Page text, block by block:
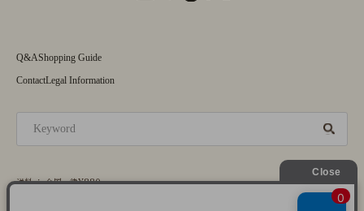
Q&AShopping Guide
ContactLegal Information
送料 ： 全国一律¥880